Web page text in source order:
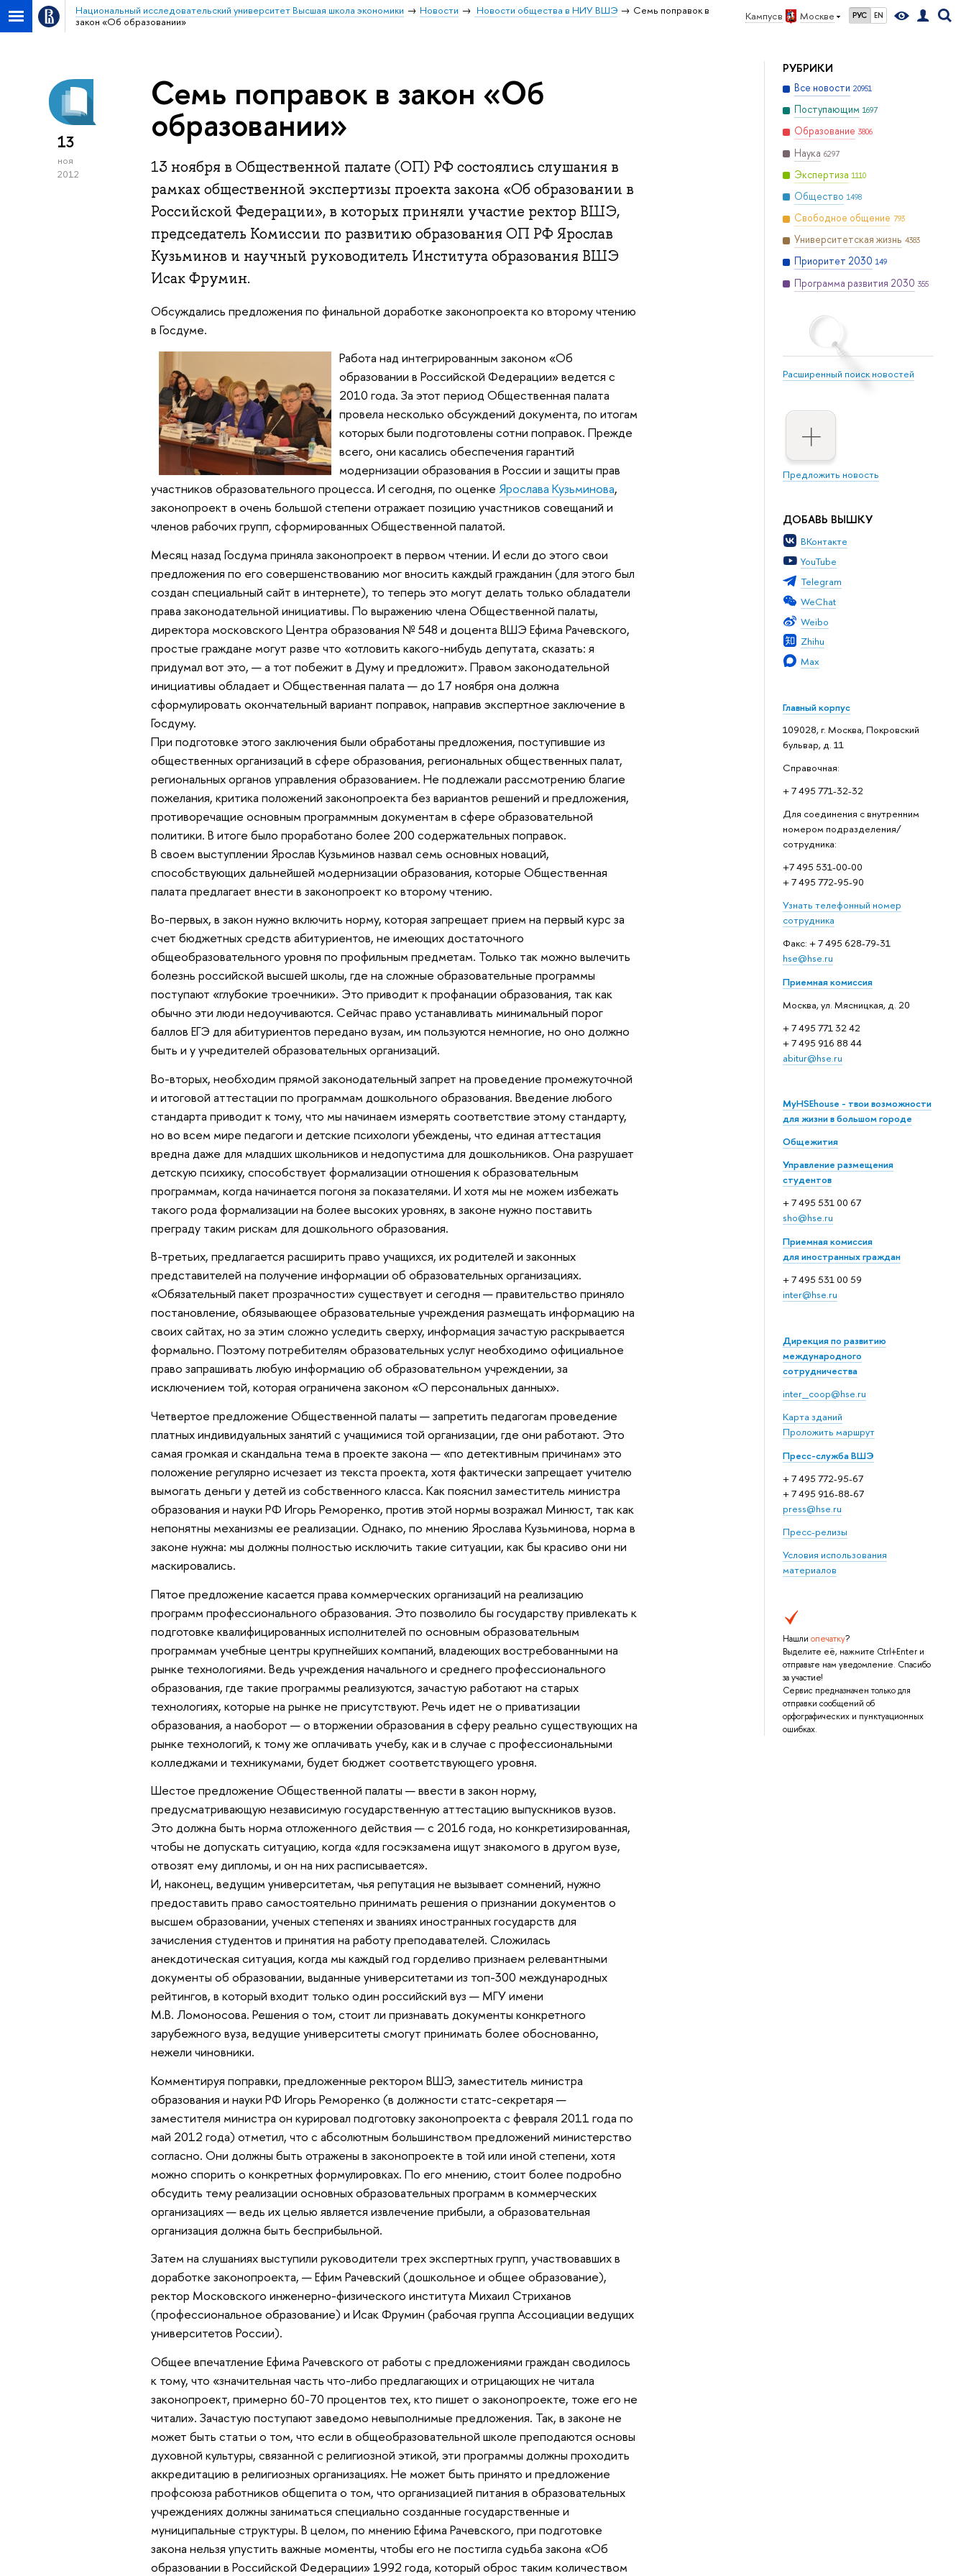
Кампус в Москве РУС EN
Национальный исследовательский университет Высшая школа экономики Новости Новости общества в НИУ ВШЭ
Семь поправок в
закон «Об образовании»
РУБРИКИ
Все новости 20951
Поступающим 1697
Образование 3806
Наука 6297
Экспертиза 1110
Общество 1498
Свободное общение 793
Университетская жизнь 4383
Приоритет 2030 149
Программа развития 2030 355
Расширенный поиск новостей
Предложить новость
ДОБАВЬ ВЫШКУ
ВКонтакте
YouTube
Telegram
WeChat
Weibo
Zhihu
Max
Главный корпус
109028, г. Москва, Покровский
бульвар, д. 11
Справочная:
+ 7 495 771-32-32
Для соединения с внутренним
номером подразделения/
сотрудника:
+7 495 531-00-00
+ 7 495 772-95-90
Узнать телефонный номер
сотрудника
Факс: + 7 495 628-79-31
hse@hse.ru
Приемная комиссия
Москва, ул. Мясницкая, д. 20
+ 7 495 771 32 42
+ 7 495 916 88 44
abitur@hse.ru
MyHSEhouse - твои возможности
для жизни в большом городе
Общежития
Управление размещения
студентов
+ 7 495 531 00 67
sho@hse.ru
Приемная комиссия
для иностранных граждан
+ 7 495 531 00 59
inter@hse.ru
Дирекция по развитию
международного
сотрудничества
inter_coop@hse.ru
Карта зданий
Проложить маршрут
Пресс-служба ВШЭ
+ 7 495 772-95-67
+ 7 495 916-88-67
press@hse.ru
Пресс-релизы
Условия использования
материалов
Нашли опечатку?
Выделите её, нажмите Ctrl+Enter и
отправьте нам уведомление. Спасибо
за участие!
Сервис предназначен только для
отправки сообщений об
орфографических и пунктуационных
ошибках.
13
ноя
2012
Семь поправок в закон «Об
образовании»
13 ноября в Общественной палате (ОП) РФ состоялись слушания в
рамках общественной экспертизы проекта закона «Об образовании в
Российской Федерации», в которых приняли участие ректор ВШЭ,
председатель Комиссии по развитию образования ОП РФ Ярослав
Кузьминов и научный руководитель Института образования ВШЭ
Исак Фрумин.
Обсуждались предложения по финальной доработке законопроекта ко второму чтению
в Госдуме.
Работа над интегрированным законом «Об
образовании в Российской Федерации» ведется с
2010 года. За этот период Общественная палата
провела несколько обсуждений документа, по итогам
которых были подготовлены сотни поправок. Прежде
всего, они касались обеспечения гарантий
модернизации образования в России и защиты прав
участников образовательного процесса. И сегодня, по оценке Ярослава Кузьминова,
законопроект в очень большой степени отражает позицию участников совещаний и
членов рабочих групп, сформированных Общественной палатой.
Месяц назад Госдума приняла законопроект в первом чтении. И если до этого свои
предложения по его совершенствованию мог вносить каждый гражданин (для этого был
создан специальный сайт в интернете), то теперь это могут делать только обладатели
права законодательной инициативы. По выражению члена Общественной палаты,
директора московского Центра образования № 548 и доцента ВШЭ Ефима Рачевского,
простые граждане могут разве что «отловить какого-нибудь депутата, сказать: я
придумал вот это, — а тот побежит в Думу и предложит». Правом законодательной
инициативы обладает и Общественная палата — до 17 ноября она должна
сформулировать окончательный вариант поправок, направив экспертное заключение в
Госдуму.
При подготовке этого заключения были обработаны предложения, поступившие из
общественных организаций в сфере образования, региональных общественных палат,
региональных органов управления образованием. Не подлежали рассмотрению благие
пожелания, критика положений законопроекта без вариантов решений и предложения,
противоречащие основным программным документам в сфере образовательной
политики. В итоге было проработано более 200 содержательных поправок.
В своем выступлении Ярослав Кузьминов назвал семь основных новаций,
способствующих дальнейшей модернизации образования, которые Общественная
палата предлагает внести в законопроект ко второму чтению.
Во-первых, в закон нужно включить норму, которая запрещает прием на первый курс за
счет бюджетных средств абитуриентов, не имеющих достаточного
общеобразовательного уровня по профильным предметам. Только так можно вылечить
болезнь российской высшей школы, где на сложные образовательные программы
поступают «глубокие троечники». Это приводит к профанации образования, так как
обычно эти люди недоучиваются. Сейчас право устанавливать минимальный порог
баллов ЕГЭ для абитуриентов передано вузам, им пользуются немногие, но оно должно
быть и у учредителей образовательных организаций.
Во-вторых, необходим прямой законодательный запрет на проведение промежуточной
и итоговой аттестации по программам дошкольного образования. Введение любого
стандарта приводит к тому, что мы начинаем измерять соответствие этому стандарту,
но во всем мире педагоги и детские психологи убеждены, что единая аттестация
вредна даже для младших школьников и недопустима для дошкольников. Она разрушает
детскую психику, способствует формализации отношения к образовательным
программам, когда начинается погоня за показателями. И хотя мы не можем избежать
такого рода формализации на более высоких уровнях, в законе нужно поставить
преграду таким рискам для дошкольного образования.
В-третьих, предлагается расширить право учащихся, их родителей и законных
представителей на получение информации об образовательных организациях.
«Обязательный пакет прозрачности» существует и сегодня — правительство приняло
постановление, обязывающее образовательные учреждения размещать информацию на
своих сайтах, но за этим сложно уследить сверху, информация зачастую раскрывается
формально. Поэтому потребителям образовательных услуг необходимо официальное
право запрашивать любую информацию об образовательном учреждении, за
исключением той, которая ограничена законом «О персональных данных».
Четвертое предложение Общественной палаты — запретить педагогам проведение
платных индивидуальных занятий с учащимися той организации, где они работают. Это
самая громкая и скандальна тема в проекте закона — «по детективным причинам» это
положение регулярно исчезает из текста проекта, хотя фактически запрещает учителю
вымогать деньги у детей из собственного класса. Как пояснил заместитель министра
образования и науки РФ Игорь Реморенко, против этой нормы возражал Минюст, так как
непонятны механизмы ее реализации. Однако, по мнению Ярослава Кузьминова, норма в
законе нужна: мы должны полностью исключить такие ситуации, как бы красиво они ни
маскировались.
Пятое предложение касается права коммерческих организаций на реализацию
программ профессионального образования. Это позволило бы государству привлекать к
подготовке квалифицированных исполнителей по основным образовательным
программам учебные центры крупнейших компаний, владеющих востребованными на
рынке технологиями. Ведь учреждения начального и среднего профессионального
образования, где такие программы реализуются, зачастую работают на старых
технологиях, которые на рынке не присутствуют. Речь идет не о приватизации
образования, а наоборот — о вторжении образования в сферу реально существующих на
рынке технологий, к тому же оплачивать учебу, как и в случае с профессиональными
колледжами и техникумами, будет бюджет соответствующего уровня.
Шестое предложение Общественной палаты — ввести в закон норму,
предусматривающую независимую государственную аттестацию выпускников вузов.
Это должна быть норма отложенного действия — с 2016 года, но конкретизированная,
чтобы не допускать ситуацию, когда «для госэкзамена ищут знакомого в другом вузе,
отвозят ему дипломы, и он на них расписывается».
И, наконец, ведущим университетам, чья репутация не вызывает сомнений, нужно
предоставить право самостоятельно принимать решения о признании документов о
высшем образовании, ученых степенях и званиях иностранных государств для
зачисления студентов и принятия на работу преподавателей. Сложилась
анекдотическая ситуация, когда мы каждый год горделиво признаем релевантными
документы об образовании, выданные университетами из топ-300 международных
рейтингов, в который входит только один российский вуз — МГУ имени
М.В. Ломоносова. Решения о том, стоит ли признавать документы конкретного
зарубежного вуза, ведущие университеты смогут принимать более обоснованно,
нежели чиновники.
Комментируя поправки, предложенные ректором ВШЭ, заместитель министра
образования и науки РФ Игорь Реморенко (в должности статс-секретаря —
заместителя министра он курировал подготовку законопроекта с февраля 2011 года по
май 2012 года) отметил, что с абсолютным большинством предложений министерство
согласно. Они должны быть отражены в законопроекте в той или иной степени, хотя
можно спорить о конкретных формулировках. По его мнению, стоит более подробно
обсудить тему реализации основных образовательных программ в коммерческих
организациях — ведь их целью является извлечение прибыли, а образовательная
организация должна быть бесприбыльной.
Затем на слушаниях выступили руководители трех экспертных групп, участвовавших в
доработке законопроекта, — Ефим Рачевский (дошкольное и общее образование),
ректор Московского инженерно-физического института Михаил Стриханов
(профессиональное образование) и Исак Фрумин (рабочая группа Ассоциации ведущих
университетов России).
Общее впечатление Ефима Рачевского от работы с предложениями граждан сводилось
к тому, что «значительная часть что-либо предлагающих и отрицающих не читала
законопроект, примерно 60-70 процентов тех, кто пишет о законопроекте, тоже его не
читали». Зачастую поступают заведомо невыполнимые предложения. Так, в законе не
может быть статьи о том, что если в общеобразовательной школе преподаются основы
духовной культуры, связанной с религиозной этикой, эти программы должны проходить
аккредитацию в религиозных организациях. Не может быть принято и предложение
профсоюза работников общепита о том, что организацией питания в образовательных
учреждениях должны заниматься специально созданные государственные и
муниципальные структуры. В целом, по мнению Ефима Рачевского, при подготовке
закона нельзя упустить важные моменты, чтобы его не постигла судьба закона «Об
образовании в Российской Федерации» 1992 года, который оброс таким количеством